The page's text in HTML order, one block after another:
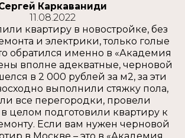
Каркаваниди
11.08.2022
квартиру в новостройке, без
и электрики, только голые
обратился именно в «Академия
вполне адекватные, черновой
в 2 000 рублей за м2, за эти
выполнили стяжку пола,
все перегородки, провели
целом подготовили квартиру к
Если вам нужен черновой